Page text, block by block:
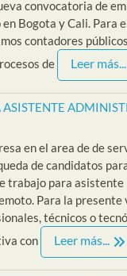
convocatoria de
Bogota y Cali. Para
contadores
de
Leer más...
ASISTENTE
en el area de de
de candidatos
trabajo para asistente
Para la presente
técnicos o
con
Leer más...